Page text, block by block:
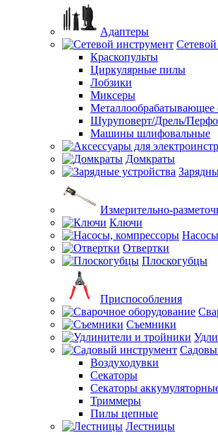
Адаптеры
Краскопульты
Циркулярные пилы
Лобзики
Миксеры
Металлообрабатывающее
Шуруповерт/Дрель/
Машины шлифовальные
Домкраты
Измерительно-
Ключи
Отвертки
Плоскогубцы
Приспособления
Съемники
Воздуходувки
Секаторы
Секаторы
Триммеры
Пилы цепные
Лестницы